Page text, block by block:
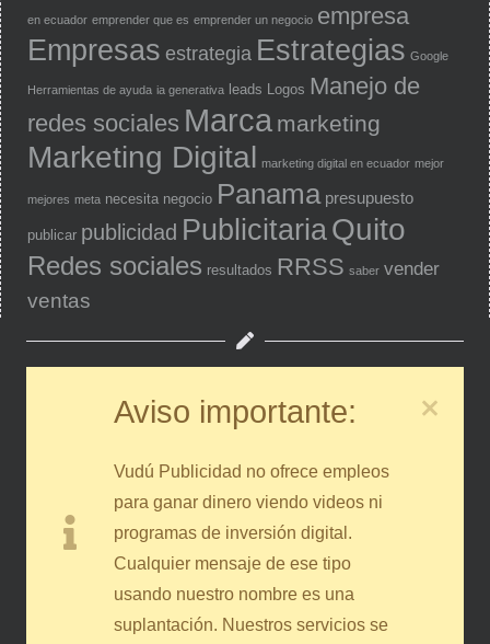
en ecuador emprender que es emprender un negocio empresa
Empresas estrategia Estrategias Google
Herramientas de ayuda ia generativa leads Logos Manejo de
redes sociales Marca marketing
Marketing Digital marketing digital en ecuador mejor
mejores meta necesita negocio Panama presupuesto
publicar publicidad PublicitariaQuito
Redes sociales resultados RRSS saber vender
ventas
Aviso importante:
Vudú Publicidad no ofrece empleos
para ganar dinero viendo videos ni
programas de inversión digital.
Cualquier mensaje de ese tipo
usando nuestro nombre es una
suplantación. Nuestros servicios se